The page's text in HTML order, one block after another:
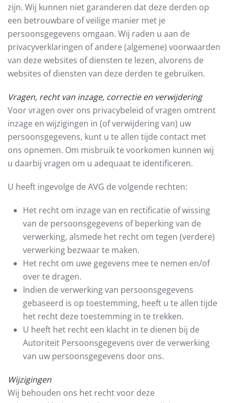
zijn. Wij kunnen niet garanderen dat deze derden op
een betrouwbare of veilige manier met je
persoonsgegevens omgaan. Wij raden u aan de
privacyverklaringen of andere (algemene) voorwaarden
van deze websites of diensten te lezen, alvorens de
websites of diensten van deze derden te gebruiken.
Vragen, recht van inzage, correctie en verwijdering
Voor vragen over ons privacybeleid of vragen omtrent
inzage en wijzigingen in (of verwijdering van) uw
persoonsgegevens, kunt u te allen tijde contact met
ons opnemen. Om misbruik te voorkomen kunnen wij
u daarbij vragen om u adequaat te identificeren.
U heeft ingevolge de AVG de volgende rechten:
Het recht om inzage van en rectificatie of wissing
van de persoonsgegevens of beperking van de
verwerking, alsmede het recht om tegen (verdere)
verwerking bezwaar te maken.
Het recht om uwe gegevens mee te nemen en/of
over te dragen.
Indien de verwerking van persoonsgegevens
gebaseerd is op toestemming, heeft u te allen tijde
het recht deze toestemming in te trekken.
U heeft het recht een klacht in te dienen bij de
Autoriteit Persoonsgegevens over de verwerking
van uw persoonsgegevens door ons.
Wijzigingen
Wij behouden ons het recht voor deze